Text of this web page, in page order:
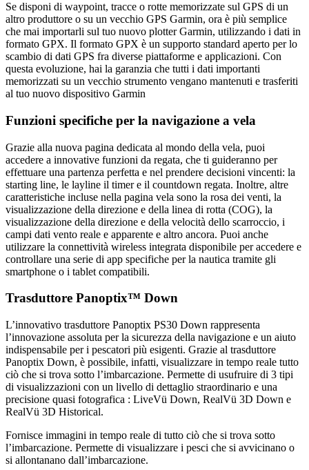
Se disponi di waypoint, tracce o rotte memorizzate sul GPS di un
altro produttore o su un vecchio GPS Garmin, ora è più semplice
che mai importarli sul tuo nuovo plotter Garmin, utilizzando i dati in
formato GPX. Il formato GPX è un supporto standard aperto per lo
scambio di dati GPS fra diverse piattaforme e applicazioni. Con
questa evoluzione, hai la garanzia che tutti i dati importanti
memorizzati su un vecchio strumento vengano mantenuti e trasferiti
al tuo nuovo dispositivo Garmin
Funzioni specifiche per la navigazione a vela
Grazie alla nuova pagina dedicata al mondo della vela, puoi
accedere a innovative funzioni da regata, che ti guideranno per
effettuare una partenza perfetta e nel prendere decisioni vincenti: la
starting line, le layline il timer e il countdown regata. Inoltre, altre
caratteristiche incluse nella pagina vela sono la rosa dei venti, la
visualizzazione della direzione e della linea di rotta (COG), la
visualizzazione della direzione e della velocità dello scarroccio, i
campi dati vento reale e apparente e altro ancora. Puoi anche
utilizzare la connettività wireless integrata disponibile per accedere e
controllare una serie di app specifiche per la nautica tramite gli
smartphone o i tablet compatibili.
Trasduttore Panoptix™ Down
L’innovativo trasduttore Panoptix PS30 Down rappresenta
l’innovazione assoluta per la sicurezza della navigazione e un aiuto
indispensabile per i pescatori più esigenti. Grazie al trasduttore
Panoptix Down, è possibile, infatti, visualizzare in tempo reale tutto
ciò che si trova sotto l’imbarcazione. Permette di usufruire di 3 tipi
di visualizzazioni con un livello di dettaglio straordinario e una
precisione quasi fotografica : LiveVü Down, RealVü 3D Down e
RealVü 3D Historical.
Fornisce immagini in tempo reale di tutto ciò che si trova sotto
l’imbarcazione. Permette di visualizzare i pesci che si avvicinano o
si allontanano dall’imbarcazione.